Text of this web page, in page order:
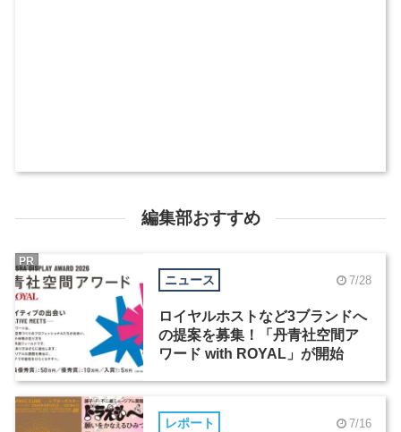
編集部おすすめ
ニュース 7/28
ロイヤルホストなど3ブランドへ
の提案を募集！「丹青社空間ア
ワード with ROYAL」が開始
PR
レポート 7/16